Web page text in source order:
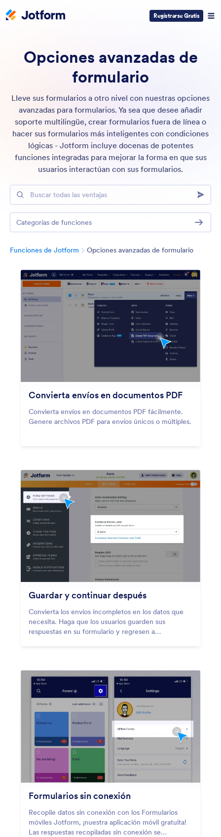
Registrarse Gratis
Opciones avanzadas de
formulario
Lleve sus formularios a otro nivel con nuestras opciones
avanzadas para formularios. Ya sea que desee añadir
soporte multilingüe, crear formularios fuera de línea o
hacer sus formularios más inteligentes con condiciones
lógicas - Jotform incluye docenas de potentes
funciones integradas para mejorar la forma en que sus
usuarios interactúan con sus formularios.
Buscar todas las ventajas
Funciones de Jotform Opciones avanzadas de formulario
Convierta envíos en documentos PDF
Convierta envíos en documentos PDF fácilmente.
Genere archivos PDF para envíos únicos o múltiples.
Guardar y continuar después
Convierta los envíos incompletos en los datos que
necesita. Haga que los usuarios guarden sus
respuestas en su formulario y regresen a
Formularios sin conexión
Recopile datos sin conexión con los Formularios
móviles Jotform, ¡nuestra aplicación móvil gratuita!
Las respuestas recopiladas sin conexión se
Categorías de funciones